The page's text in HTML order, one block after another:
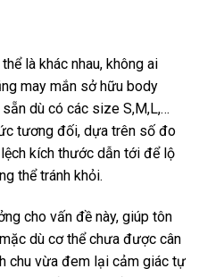
là khác nhau, không ai
may mắn sở hữu body
dù có các size S,M,L,…
tương đối, dựa trên số đo
kích thước dẫn tới để lộ
thể tránh khỏi.
cho vấn đề này, giúp tôn
dù cơ thể chưa được cân
chu vừa đem lại cảm giác tự